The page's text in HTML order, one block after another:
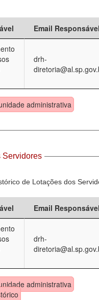
Email
drh-
administrativa
Servidores
de Lotações dos
Email
drh-
administrativa